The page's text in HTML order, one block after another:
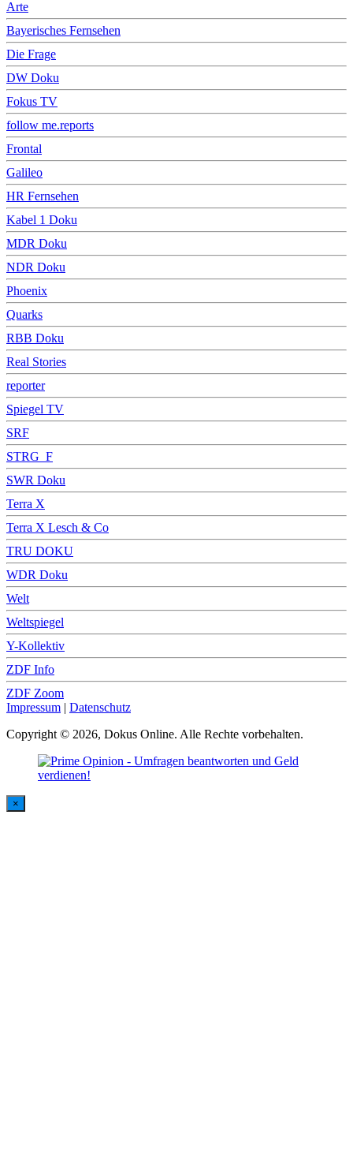
Arte
Bayerisches Fernsehen
Die Frage
DW Doku
Fokus TV
follow me.reports
Frontal
Galileo
HR Fernsehen
Kabel 1 Doku
MDR Doku
NDR Doku
Phoenix
Quarks
RBB Doku
Real Stories
reporter
Spiegel TV
SRF
STRG_F
SWR Doku
Terra X
Terra X Lesch & Co
TRU DOKU
WDR Doku
Welt
Weltspiegel
Y-Kollektiv
ZDF Info
ZDF Zoom
Impressum | Datenschutz
Copyright © 2026, Dokus Online. Alle Rechte vorbehalten.
×